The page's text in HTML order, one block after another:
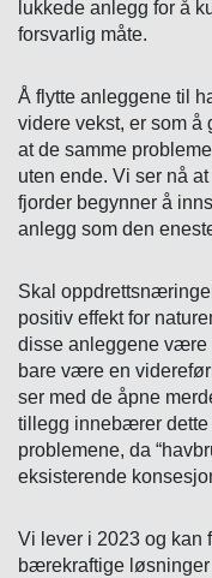
lukkede anlegg for å
forsvarlig måte.
Å flytte anleggene til
videre vekst, er som å
at de samme
uten ende. Vi ser nå
fjorder begynner å
anlegg som den
Skal
positiv effekt for
disse anleggene være
bare være en
ser med de åpne
tillegg innebærer
problemene, da
eksisterende
Vi lever i 2023 og kan
bærekraftige